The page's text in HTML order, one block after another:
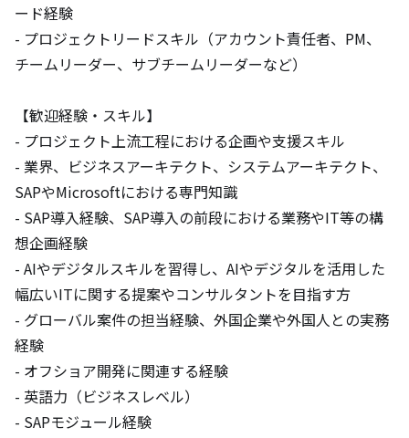
ード経験
- プロジェクトリードスキル（アカウント責任者、PM、
チームリーダー、サブチームリーダーなど）
【歓迎経験・スキル】
- プロジェクト上流工程における企画や支援スキル
- 業界、ビジネスアーキテクト、システムアーキテクト、
SAPやMicrosoftにおける専門知識
- SAP導入経験、SAP導入の前段における業務やIT等の構
想企画経験
- AIやデジタルスキルを習得し、AIやデジタルを活用した
幅広いITに関する提案やコンサルタントを目指す方
- グローバル案件の担当経験、外国企業や外国人との実務
経験
- オフショア開発に関連する経験
- 英語力（ビジネスレベル）
- SAPモジュール経験